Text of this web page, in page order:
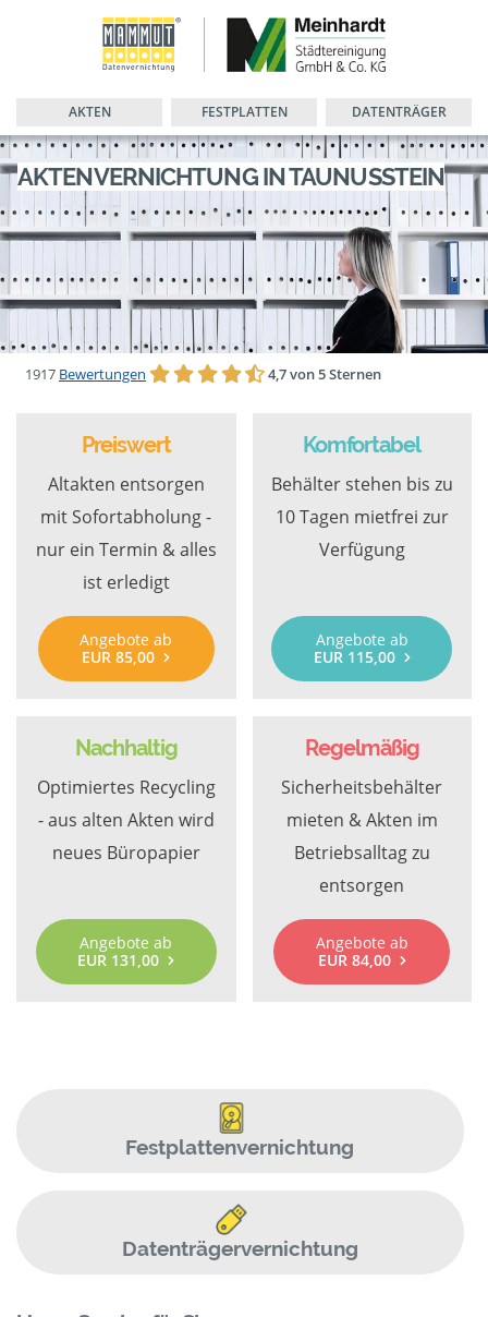
AKTEN FESTPLATTEN DATENTRÄGER
AKTENVERNICHTUNG IN TAUNUSSTEIN
1917 Bewertungen 4,7 von 5 Sternen
Preiswert
Altakten entsorgen
mit Sofortabholung -
nur ein Termin & alles
ist erledigt
Angebote ab
EUR 85,00
Komfortabel
Behälter stehen bis zu
10 Tagen mietfrei zur
Verfügung
Angebote ab
EUR 115,00
Nachhaltig
Optimiertes Recycling
- aus alten Akten wird
neues Büropapier
Angebote ab
EUR 131,00
Regelmäßig
Sicherheitsbehälter
mieten & Akten im
Betriebsalltag zu
entsorgen
Angebote ab
EUR 84,00
Festplattenvernichtung
Datenträgervernichtung